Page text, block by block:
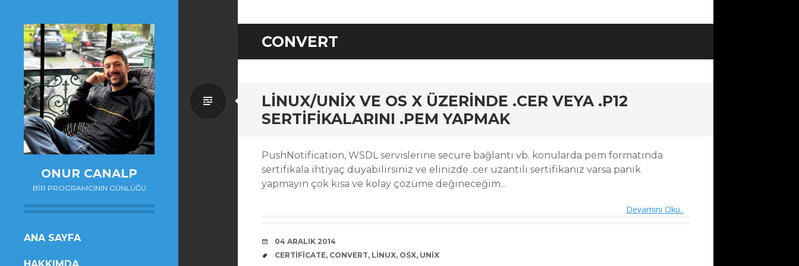
ONUR CANALP
BIR PROGRAMCININ GÜNLÜĞÜ
SKIP
ANA SAYFA
CONVERT
LINUX/UNIX VE OS X ÜZERINDE .CER VEYA .P12
SERTIFIKALARINI .PEM YAPMAK
Standard
PushNotification, WSDL servislerine secure bağlantı vb. konularda pem formatında
sertifikala ihtiyaç duyabilirsiniz ve elinizde .cer uzantılı sertifikanız varsa panik
yapmayın çok kısa ve kolay çözüme değineceğim...
Devamını Oku..
DATE
04 ARALIK 2014
TAGS
CERTIFICATE, CONVERT, LINUX, OSX, UNIX